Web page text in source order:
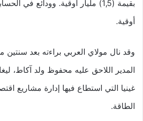
أوقية.
وقد نال مولاي العربي براءته بعد سنتين
المدير اللاحق عليه محفوظ ولد آكاط،
غينيا التي استطاع فيها إدارة مشاريع
الطاقة.